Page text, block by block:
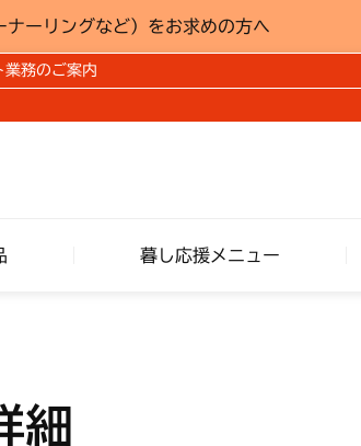
ーリングなど）をお求めの方へ
務のご案内
暮し応援メニュー
細